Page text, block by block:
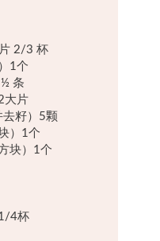
2/3 杯
1个
条
大片
籽）5颗
）1个
块）1个
4杯